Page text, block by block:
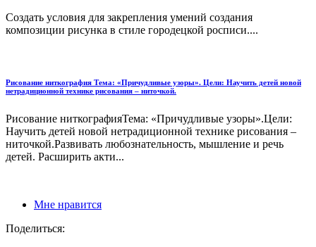
Создать условия для закрепления умений создания
композиции рисунка в стиле городецкой росписи....
Рисование ниткография Тема: «Причудливые узоры». Цели: Научить детей новой
нетрадиционной технике рисования – ниточкой.
Рисование ниткографияТема: «Причудливые узоры».Цели:
Научить детей новой нетрадиционной технике рисования –
ниточкой.Развивать любознательность, мышление и речь
детей. Расширить акти...
Мне нравится
Поделиться: